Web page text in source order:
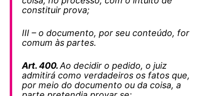
constituir prova;
III – o documento, por seu conteúdo, for
comum às partes.
Art. 400.Ao decidir o pedido, o juiz
admitirá como verdadeiros os fatos que,
por meio do documento ou da coisa, a